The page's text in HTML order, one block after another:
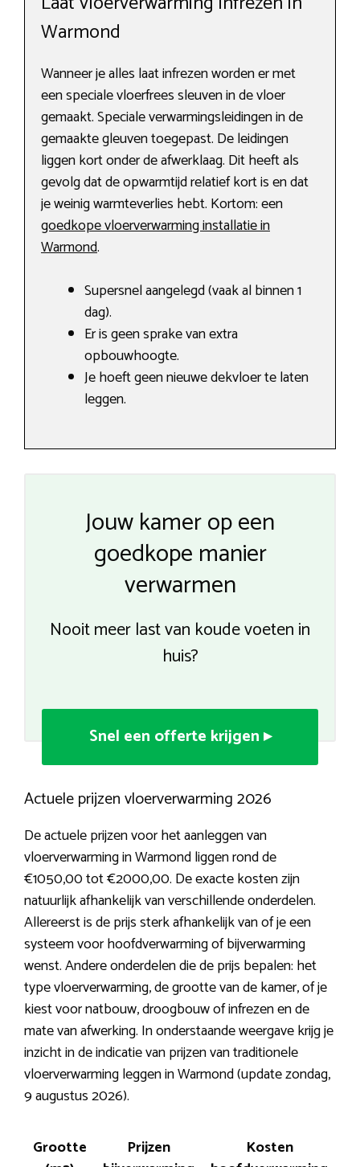
Warmond
Wanneer je alles laat infrezen worden er met
een speciale vloerfrees sleuven in de vloer
gemaakt. Speciale verwarmingsleidingen in de
gemaakte gleuven toegepast. De leidingen
liggen kort onder de afwerklaag. Dit heeft als
gevolg dat de opwarmtijd relatief kort is en dat
je weinig warmteverlies hebt. Kortom: een
goedkope vloerverwarming installatie in
Warmond.
Supersnel aangelegd (vaak al binnen 1
dag).
Er is geen sprake van extra
opbouwhoogte.
Je hoeft geen nieuwe dekvloer te laten
leggen.
Jouw kamer op een
goedkope manier
verwarmen
Nooit meer last van koude voeten in
huis?
Snel een offerte krijgen ▸
Actuele prijzen vloerverwarming 2026
De actuele prijzen voor het aanleggen van
vloerverwarming in Warmond liggen rond de
€1050,00 tot €2000,00. De exacte kosten zijn
natuurlijk afhankelijk van verschillende onderdelen.
Allereerst is de prijs sterk afhankelijk van of je een
systeem voor hoofdverwarming of bijverwarming
wenst. Andere onderdelen die de prijs bepalen: het
type vloerverwarming, de grootte van de kamer, of je
kiest voor natbouw, droogbouw of infrezen en de
mate van afwerking. In onderstaande weergave krijg je
inzicht in de indicatie van prijzen van traditionele
vloerverwarming leggen in Warmond (update zondag,
9 augustus 2026).
Grootte
Prijzen
Kosten